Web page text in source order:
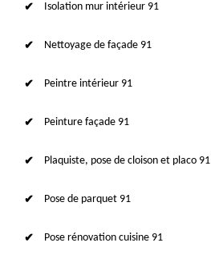
Isolation mur intérieur 91
Nettoyage de façade 91
Peintre intérieur 91
Peinture façade 91
Plaquiste, pose de cloison et placo 91
Pose de parquet 91
Pose rénovation cuisine 91